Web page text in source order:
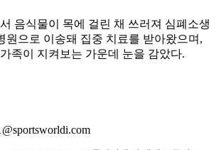
음식물이 목에 걸린 채 쓰러져 심폐소생
원으로 이송돼 집중 치료를 받아왔으며,
족이 지켜보는 가운데 눈을 감았다.